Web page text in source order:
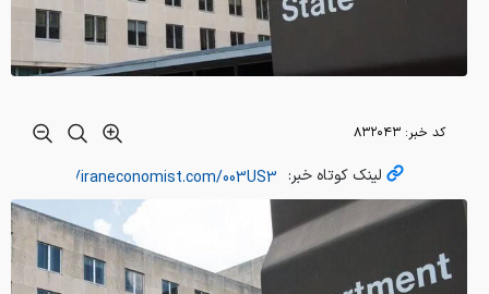
کد خبر: ۸۳۲۰۴۳
لینک کوتاه خبر: